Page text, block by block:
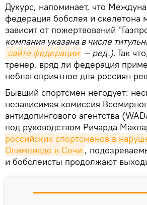
Дукурс, напоминает, что
федерация бобслея и скелетона
зависит от пожертвований
компания указана в числе
сайте федерации — ред.).Так
тренер, вряд ли федерация
неблагоприятное для россиян
Бывший спортсмен негодует:
независимая комиссия
антидопингового агентства
под руководством Ричарда
российских спортсменов в
Олимпиаде в Сочи ,
и бобслеисты продолжают